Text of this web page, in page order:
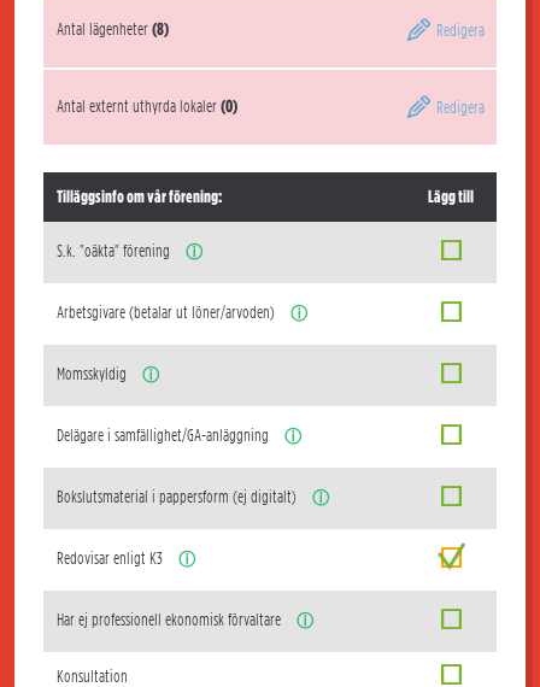
Antal lägenheter(8) Redigera
Antal externt uthyrda lokaler(0) Redigera
Tilläggsinfo om vår förening: Lägg till
S.k. "oäkta" förening ⓘ
Arbetsgivare (betalar ut löner/arvoden) ⓘ
Momsskyldig ⓘ
Delägare i samfällighet/GA-anläggning ⓘ
Bokslutsmaterial i pappersform (ej digitalt) ⓘ
Redovisar enligt K3 ⓘ
Har ej professionell ekonomisk förvaltare ⓘ
Konsultation